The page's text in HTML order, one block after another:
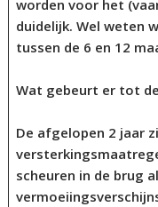
worden voor het
duidelijk. Wel weten
tussen de 6 en 12
Wat gebeurt er tot
De afgelopen 2 jaar
scheuren in de brug